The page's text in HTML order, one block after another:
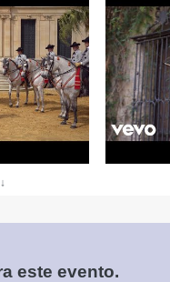
este evento.